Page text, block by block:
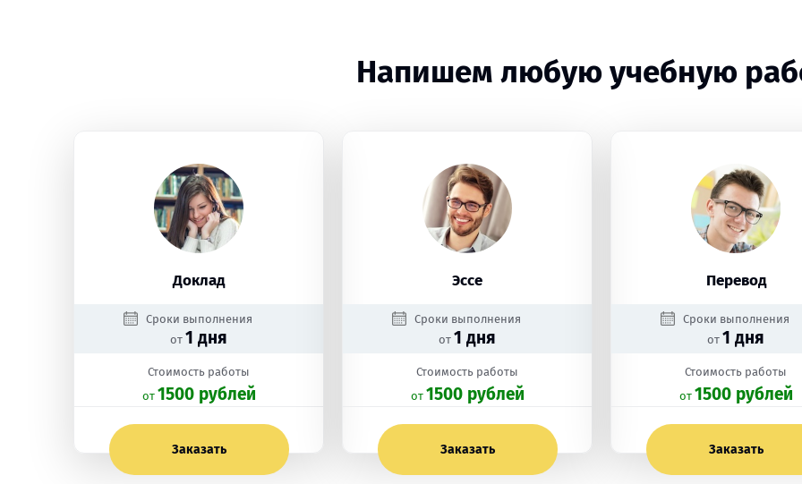
Напишем любую учебную
Доклад
Сроки выполнения
от 1 дня
Стоимость работы
oт 1500 рублей
Заказать
Эссе
Сроки выполнения
от 1 дня
Стоимость работы
oт 1500 рублей
Заказать
Перевод
Сроки выполнения
от 1 дня
Стоимость работы
oт 1500 рублей
Заказать